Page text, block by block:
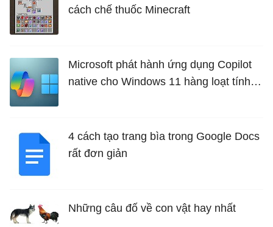
cách chế thuốc Minecraft
Microsoft phát hành ứng dụng Copilot
native cho Windows 11 hàng loạt tính
4 cách tạo trang bìa trong Google Docs
rất đơn giản
Những câu đố về con vật hay nhất